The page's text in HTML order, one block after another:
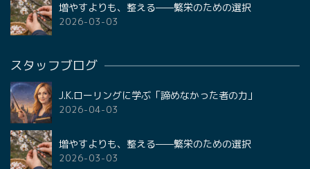
増やすよりも、整える——繁栄のための選択
2026-03-03
スタッフブログ
J.K.ローリングに学ぶ「諦めなかった者の力」
2026-04-03
増やすよりも、整える——繁栄のための選択
2026-03-03